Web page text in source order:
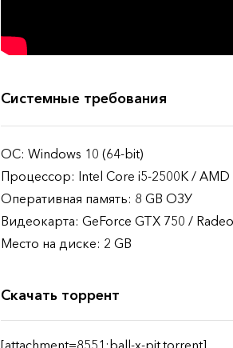
Системные требования
ОС: Windows 10 (64-bit)
Процессор: Intel Core i5-2500K / AMD
Оперативная память: 8 GB ОЗУ
Видеокарта: GeForce GTX 750 /
Место на диске: 2 GB
Скачать торрент
[attachment=8551:ball-x-pit.torrent]